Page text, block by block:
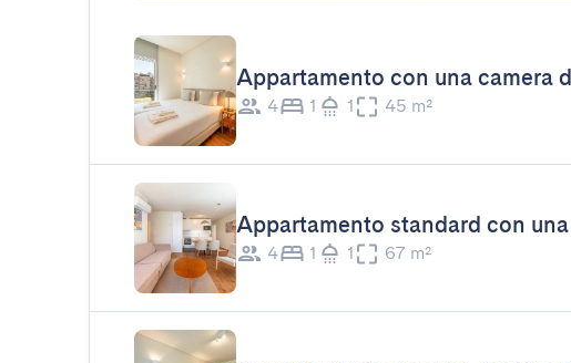
Appartamento con una camera
4 1 1 45 m²
Appartamento standard con
4 1 1 67 m²